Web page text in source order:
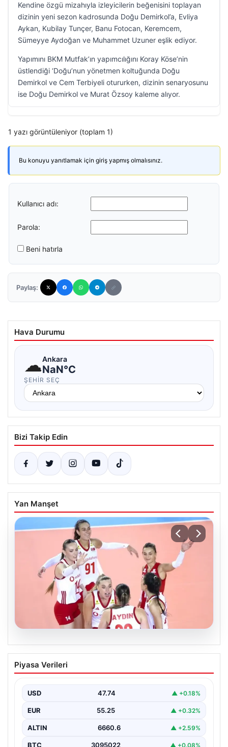
Kendine özgü mizahıyla izleyicilerin beğenisini toplayan
dizinin yeni sezon kadrosunda Doğu Demirkol’a, Evliya
Aykan, Kubilay Tunçer, Banu Fotocan, Keremcem,
Sümeyye Aydoğan ve Muhammet Uzuner eşlik ediyor.
Yapımını BKM Mutfak’ın yapımcılığını Koray Köse’nin
üstlendiği ‘Doğu’nun yönetmen koltuğunda Doğu
Demirkol ve Cem Terbiyeli otururken, dizinin senaryosunu
ise Doğu Demirkol ve Murat Özsoy kaleme alıyor.
1 yazı görüntüleniyor (toplam 1)
Bu konuyu yanıtlamak için giriş yapmış olmalısınız.
Kullanıcı adı:
Parola:
Beni hatırla
Paylaş:
Hava Durumu
☁Ankara
NaN°C
ŞEHIR SEÇ
Bizi Takip Edin
Yan Manşet
07.08.2026
Filenin Sultanları, Fransa’yı Yenilmez
Serisini Sürdürüyor
öncesinde yaptığı hazırlık maçlarında gösterdiği üstün
performansla…
Piyasa Verileri
USD 47.74 ▲ +0.18%
EUR 55.25 ▲ +0.32%
ALTIN 6660.6 ▲ +2.59%
BTC 3095022 ▲ +0.08%